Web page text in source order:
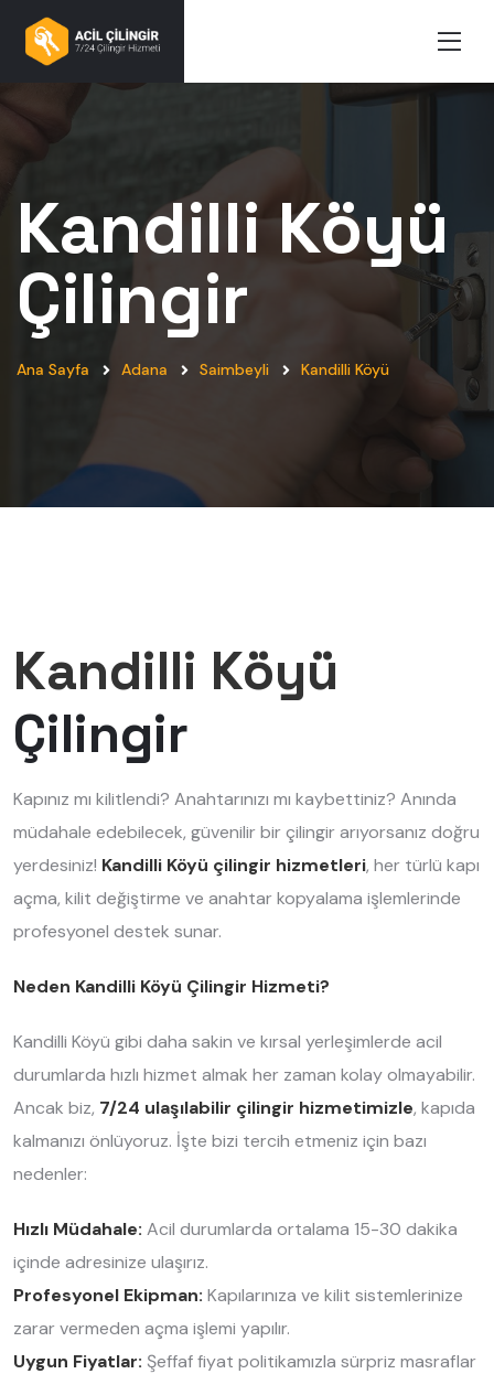
Kandilli Köyü
Çilingir
Ana Sayfa Adana Saimbeyli Kandilli Köyü
Kandilli Köyü
Çilingir
Kapınız mı kilitlendi? Anahtarınızı mı kaybettiniz? Anında
müdahale edebilecek, güvenilir bir çilingir arıyorsanız doğru
yerdesiniz! Kandilli Köyü çilingir hizmetleri, her türlü kapı
açma, kilit değiştirme ve anahtar kopyalama işlemlerinde
profesyonel destek sunar.
Neden Kandilli Köyü Çilingir Hizmeti?
Kandilli Köyü gibi daha sakin ve kırsal yerleşimlerde acil
durumlarda hızlı hizmet almak her zaman kolay olmayabilir.
Ancak biz, 7/24 ulaşılabilir çilingir hizmetimizle, kapıda
kalmanızı önlüyoruz. İşte bizi tercih etmeniz için bazı
nedenler:
Hızlı Müdahale: Acil durumlarda ortalama 15-30 dakika
içinde adresinize ulaşırız.
Profesyonel Ekipman: Kapılarınıza ve kilit sistemlerinize
zarar vermeden açma işlemi yapılır.
Uygun Fiyatlar: Şeffaf fiyat politikamızla sürpriz masraflar